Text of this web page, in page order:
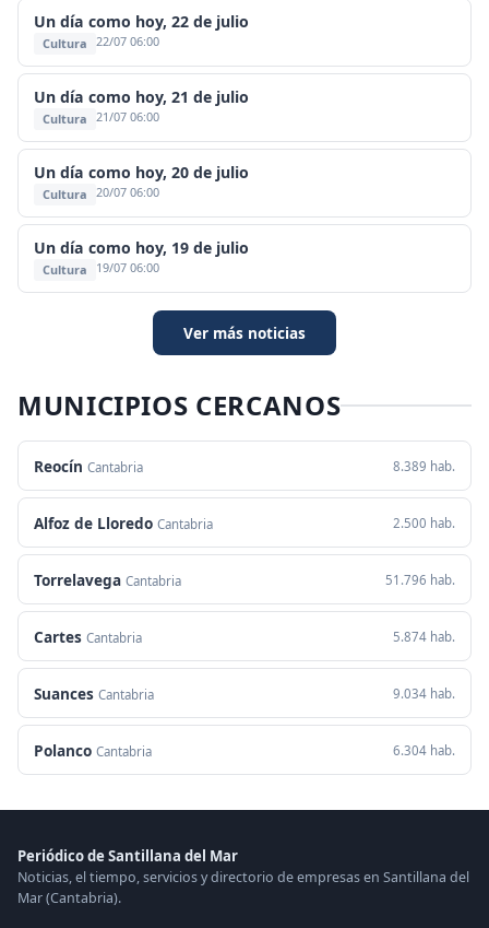
Un día como hoy, 22 de julio
Cultura 22/07 06:00
Un día como hoy, 21 de julio
Cultura 21/07 06:00
Un día como hoy, 20 de julio
Cultura 20/07 06:00
Un día como hoy, 19 de julio
Cultura 19/07 06:00
Ver más noticias
MUNICIPIOS CERCANOS
Reocín Cantabria 8.389 hab.
Alfoz de Lloredo Cantabria 2.500 hab.
Torrelavega Cantabria 51.796 hab.
Cartes Cantabria 5.874 hab.
Suances Cantabria 9.034 hab.
Polanco Cantabria 6.304 hab.
Periódico de Santillana del Mar
Noticias, el tiempo, servicios y directorio de empresas en Santillana del
Mar (Cantabria).